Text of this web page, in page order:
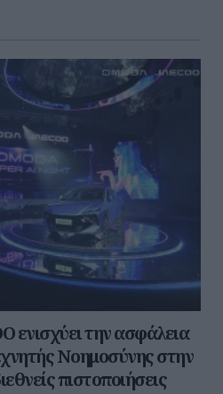
ενισχύει την ασφάλεια
Νοημοσύνης στην
πιστοποιήσεις